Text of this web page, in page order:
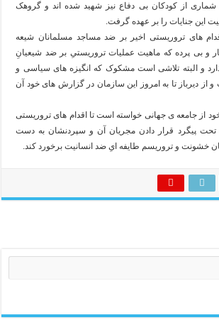
شماری از کودکان بی دفاع نیز شهید شده اند و گروهک
این جنایات را بر عهده گرفت.
های تروریستی اخیر بر ضد مساجد مسلمانان شیعه
و بی پرده که ماهیت عملیات تروریستیِ بر ضد شیعیانِ
و البته تلاشی است مشکوک که انگیزه های سیاسی و
دیرباز تا به امروز این سازمان در گزارش های خود آن
خود از جامعه ی جهانی خواسته است تا اقدام های تروریستی
تحت پیگرد قرار دادن مجریان آن و سپردنشان به دست
خشونت و تروریسم طایفه ایِ ضد انسانیت برخورد کند.